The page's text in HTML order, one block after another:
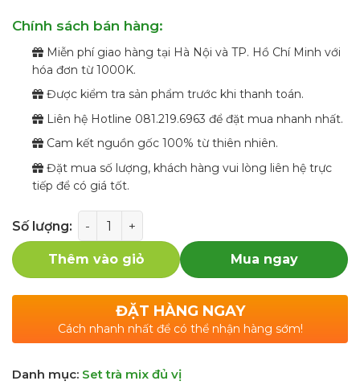
Chính sách bán hàng:
Miễn phí giao hàng tại Hà Nội và TP. Hồ Chí Minh với
hóa đơn từ 1000K.
Được kiểm tra sản phẩm trước khi thanh toán.
Liên hệ Hotline 081.219.6963 để đặt mua nhanh nhất.
Cam kết nguồn gốc 100% từ thiên nhiên.
Đặt mua số lượng, khách hàng vui lòng liên hệ trực
tiếp để có giá tốt.
Số lượng
Thêm vào giỏ Mua ngay
ĐẶT HÀNG NGAY
Cách nhanh nhất để có thể nhận hàng sớm!
Danh mục: Set trà mix đủ vị